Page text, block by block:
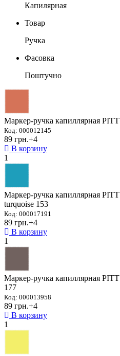
Капилярная
Товар
Ручка
Фасовка
Поштучно
Маркер-ручка капиллярная
Код: 000012145
89 грн.+4
В корзину
1
Маркер-ручка капиллярная
turquoise 153
Код: 000017191
89 грн.+4
В корзину
1
Маркер-ручка капиллярная
177
Код: 000013958
89 грн.+4
В корзину
1